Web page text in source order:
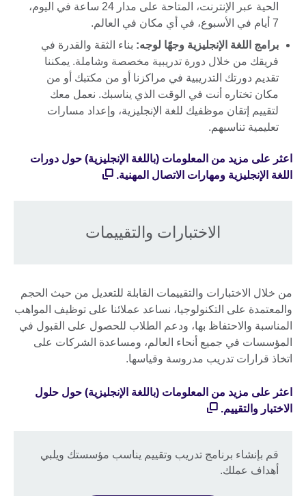
الحية عبر الإنترنت، المتاحة على مدار 24 ساعة في اليوم،
7 أيام في الأسبوع، في أي مكان في العالم.
برامج اللغة الإنجليزية وجهًا لوجه: بناء الثقة والقدرة في
فريقك من خلال دورة تدريبية مخصصة وشاملة. يمكننا
تقديم دورتك التدريبية في مراكزنا أو من مكتبك أو من
مكان تختاره أنت في الوقت الذي يناسبك. نعمل معك
لتقييم إتقان موظفيك للغة الإنجليزية، وإعداد مسارات
تعليمية تناسبهم.
اعثر على مزيد من المعلومات (باللغة الإنجليزية) حول دورات
اللغة الإنجليزية ومهارات الاتصال المهنية.
الاختبارات والتقييمات
من خلال الاختبارات والتقييمات القابلة للتعديل من حيث الحجم
والمعتمدة على التكنولوجيا، نساعد عملائنا على توظيف المواهب
المناسبة والاحتفاظ بها، ودعم الطلاب للحصول على القبول في
المؤسسات في جميع أنحاء العالم، ومساعدة الشركات على
اتخاذ قرارات تدريب مدروسة وقياسها.
اعثر على مزيد من المعلومات (باللغة الإنجليزية) حول حلول
الاختبار والتقييم.
قم بإنشاء برنامج تدريب وتقييم يناسب مؤسستك ويلبي
أهداف عملك.